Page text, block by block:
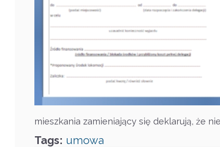
mieszkania zamieniający się deklarują, że
Tags: umowa